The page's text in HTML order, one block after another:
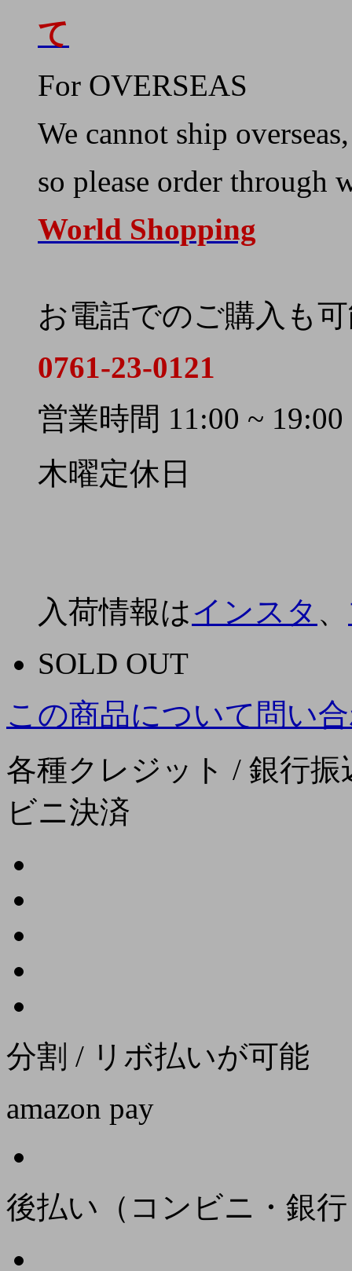
て
For OVERSEAS
We cannot ship overseas,
so please order through
World Shopping
お電話でのご購入も
0761-23-0121
営業時間 11:00 ~ 19:00
木曜定休日
入荷情報はインスタ 、
SOLD OUT
この商品について問い
各種クレジット / 銀行
ビニ決済
分割 / リボ払いが可能
amazon pay
後払い（コンビニ・銀